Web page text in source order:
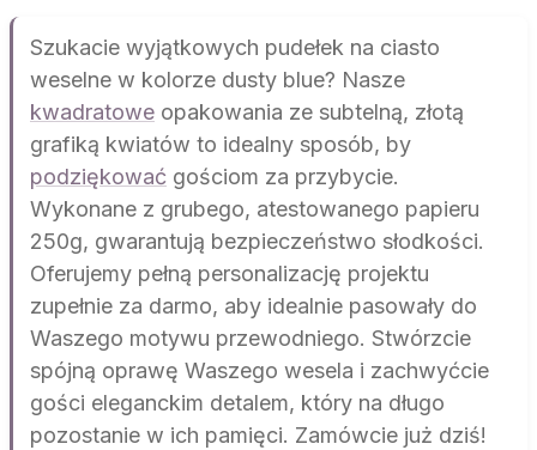
Szukacie wyjątkowych pudełek na ciasto
weselne w kolorze dusty blue? Nasze
kwadratowe opakowania ze subtelną, złotą
grafiką kwiatów to idealny sposób, by
podziękować gościom za przybycie.
Wykonane z grubego, atestowanego papieru
250g, gwarantują bezpieczeństwo słodkości.
Oferujemy pełną personalizację projektu
zupełnie za darmo, aby idealnie pasowały do
Waszego motywu przewodniego. Stwórzcie
spójną oprawę Waszego wesela i zachwyćcie
gości eleganckim detalem, który na długo
pozostanie w ich pamięci. Zamówcie już dziś!